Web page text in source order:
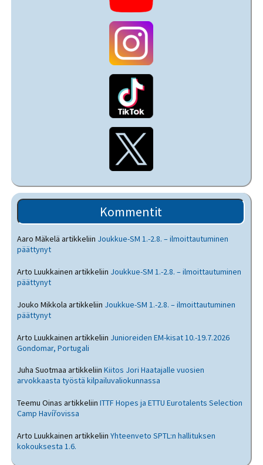
Kommentit
Aaro Mäkelä artikkeliin Joukkue-SM 1.-2.8. – ilmoittautuminen
päättynyt
Arto Luukkainen artikkeliin Joukkue-SM 1.-2.8. – ilmoittautuminen
päättynyt
Jouko Mikkola artikkeliin Joukkue-SM 1.-2.8. – ilmoittautuminen
päättynyt
Arto Luukkainen artikkeliin Junioreiden EM-kisat 10.-19.7.2026
Gondomar, Portugali
Juha Suotmaa artikkeliinKiitos Jori Haatajalle vuosien
arvokkaasta työstä kilpailuvaliokunnassa
Teemu Oinas artikkeliinITTF Hopes ja ETTU Eurotalents Selection
Camp Havířovissa
Arto Luukkainen artikkeliinYhteenveto SPTL:n hallituksen
kokouksesta 1.6.